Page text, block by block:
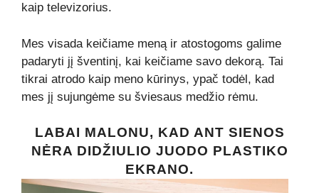
kaip televizorius.
Mes visada keičiame meną ir atostogoms galime
padaryti jį šventinį, kai keičiame savo dekorą. Tai
tikrai atrodo kaip meno kūrinys, ypač todėl, kad
mes jį sujungėme su šviesaus medžio rėmu.
LABAI MALONU, KAD ANT SIENOS
NĖRA DIDŽIULIO JUODO PLASTIKO
EKRANO.